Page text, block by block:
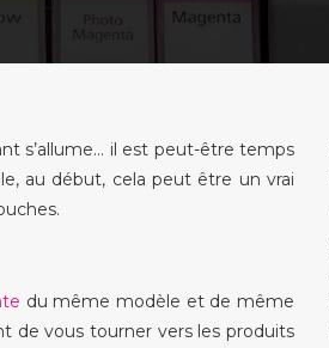
s’allume… il est peut-être temps
au début, cela peut être un vrai
du même modèle et de même
de vous tourner vers les produits